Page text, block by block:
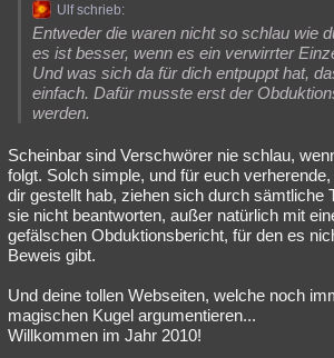
Ulf schrieb:
Entweder die waren nicht so schlau wie
es ist besser, wenn es ein verwirrter
Und was sich da für dich entpuppt hat,
einfach. Dafür musste erst der
werden.
Scheinbar sind Verschwörer nie schlau,
folgt. Solch simple, und für euch
dir gestellt hab, ziehen sich durch sämtliche
sie nicht beantworten, außer natürlich mit
gefälschen Obduktionsbericht, für den es
Beweis gibt.
Und deine tollen Webseiten, welche noch
magischen Kugel argumentieren...
Willkommen im Jahr 2010!